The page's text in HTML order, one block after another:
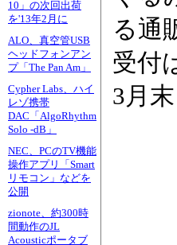
10」の次回出荷
を'13年2月に
ALO、真空管USB
ヘッドフォンアン
プ「The Pan Am」
Cypher Labs、ハイ
レゾ携帯
DAC「AlgoRhythm
Solo -dB」
NEC、PCのTV機能
操作アプリ「Smart
リモコン」などを
公開
zionote、約300時
間動作のJL
Acousticポータブ
る通
受付
3月